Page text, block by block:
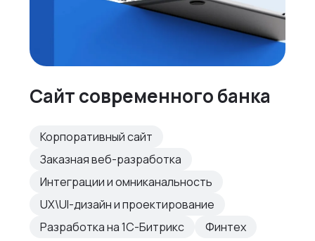
Сайт современного банка
Корпоративный сайт
Заказная веб-разработка
Интеграции и омниканальность
UX\UI-дизайн и проектирование
Разработка на 1С-Битрикс
Финтех